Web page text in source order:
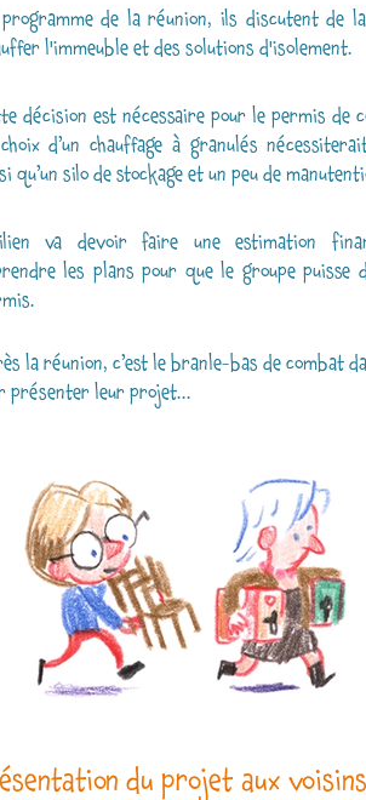
de la réunion, ils discutent de
l'immeuble et des solutions d'isolement.
décision est nécessaire pour le permis de
d’un chauffage à granulés
qu’un silo de stockage et un peu de
va devoir faire une estimation
les plans pour que le groupe puisse
la réunion, c’est le branle-bas de combat
présenter leur projet...
du projet aux voisins